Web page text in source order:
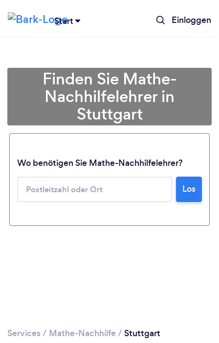
Start Einloggen
Lädt ...
Bitte warten ...
Finden Sie Mathe-
Nachhilfelehrer in
Stuttgart
Wo benötigen Sie Mathe-Nachhilfelehrer?
Los
Services / Mathe-Nachhilfe / Stuttgart